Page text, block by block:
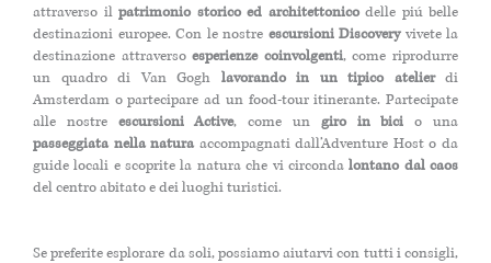
attraverso il patrimonio storico ed architettonicodelle piú belle
destinazioni europee. Con le nostre escursioni Discoveryvivete la
destinazione attraversoesperienze coinvolgenti, come riprodurre
un quadro di Van Gogh lavorando in un tipico atelierdi
Amsterdam o partecipare ad un food-tour itinerante. Partecipate
alle nostreescursioni Active, come un giro in bici o una
passeggiata nella natura accompagnati dall’Adventure Host o da
guide locali e scoprite la natura che vi circondalontano dal caos
del centro abitato e dei luoghi turistici.
Se preferite esplorare da soli, possiamo aiutarvi con tutti i consigli,